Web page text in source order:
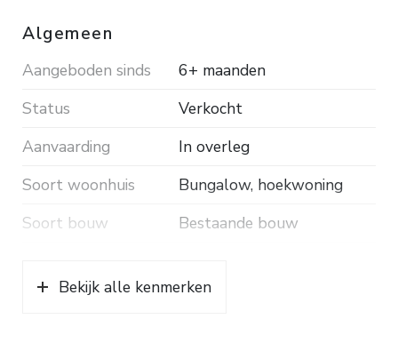
maand.
Algemeen
Aangeboden sinds
6+ maanden
Status
Verkocht
Aanvaarding
In overleg
Soort woonhuis
Bungalow, hoekwoning
Soort bouw
Bestaande bouw
Ligging
Aan rustige weg, in
Bekijk alle kenmerken